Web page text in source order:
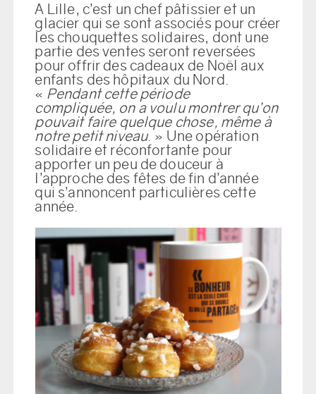
A Lille, c’est un chef pâtissier et un
glacier qui se sont associés pour créer
les chouquettes solidaires, dont une
partie des ventes seront reversées
pour offrir des cadeaux de Noël aux
enfants des hôpitaux du Nord.
« Pendant cette période
compliquée, on a voulu montrer qu’on
pouvait faire quelque chose, même à
notre petit niveau. » Une opération
solidaire et réconfortante pour
apporter un peu de douceur à
l’approche des fêtes de fin d’année
qui s’annoncent particulières cette
année.